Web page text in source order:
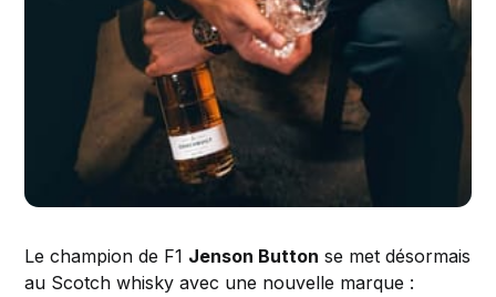
Le champion de F1 Jenson Button se met désormais
au Scotch whisky avec une nouvelle marque :